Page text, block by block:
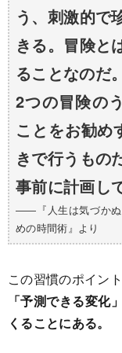
う、刺激的で
きる。冒険と
ることなのだ。
2つの冒険の
ことをお勧め
きで行うもの
事前に計画し
――『人生は気づかぬ
めの時間術』より
この習慣のポイン
「予測できる変化
くることにある。